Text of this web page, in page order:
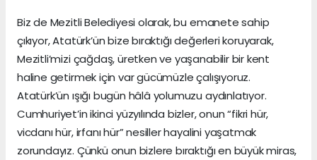
Biz de Mezitli Belediyesi olarak, bu emanete sahip
çıkıyor, Atatürk’ün bize bıraktığı değerleri koruyarak,
Mezitli’mizi çağdaş, üretken ve yaşanabilir bir kent
haline getirmek için var gücümüzle çalışıyoruz.
Atatürk’ün ışığı bugün hâlâ yolumuzu aydınlatıyor.
Cumhuriyet’in ikinci yüzyılında bizler, onun “fikri hür,
vicdanı hür, irfanı hür” nesiller hayalini yaşatmak
zorundayız. Çünkü onun bizlere bıraktığı en büyük miras,